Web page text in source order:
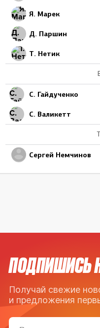
Я. Марек
Д. Паршин
Т. Нетик
С. Гайдученко
С. Валикетт
Сергей Немчинов
ПОДПИШИСЬ
Получай свежие
и предложения